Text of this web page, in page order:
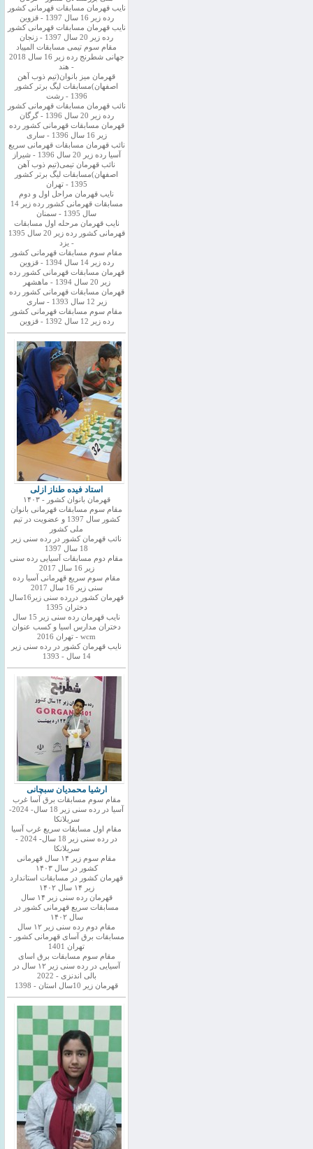
نایب قهرمان مسابقات قهرمانی کشور
رده زیر 16 سال 1397 - قزوین
نایب قهرمان مسابقات قهرمانی کشور
رده زیر 20 سال 1397 - زنجان
مقام سوم تیمی مسابقات المپیاد
جهانی شطرنج رده زیر 16 سال 2018
- هند
قهرمان میز بانوان(تیم ذوب آهن
اصفهان)مسابقات لیگ برتر کشور
1396 - رشت
نائب قهرمان مسابقات قهرمانی کشور
رده زیر 20 سال 1396 - گرگان
قهرمان مسابقات قهرمانی کشور رده
زیر 16 سال 1396 - ساری
نائب قهرمان مسابقات قهرمانی سریع
آسیا رده زیر 20 سال 1396 - شیراز
نائب قهرمان تیمی(تیم ذوب آهن
اصفهان)مسابقات لیگ برتر کشور
1395 - تهران
نایب قهرمان مراحل اول و دوم
مسابقات قهرمانی کشور رده زیر 14
سال 1395 - سمنان
نایب قهرمان مرحله اول مسابقات
قهرمانی کشور رده زیر 20 سال 1395
- یزد
مقام سوم مسابقات قهرمانی کشور
رده زیر 14 سال 1394 - قزوین
قهرمان مسابقات قهرمانی کشور رده
زیر 20 سال 1394 - ماهشهر
قهرمان مسابقات قهرمانی کشور رده
زیر 12 سال 1393 - ساری
مقام سوم مسابقات قهرمانی کشور
رده زیر 12 سال 1392 - قزوین
استاد فیده طناز ازلی
قهرمان بانوان کشور - ۱۴۰۳
مقام سوم مسابقات قهرمانی بانوان
کشور سال 1397 و عضویت در تیم
ملی کشور
نائب قهرمان کشور در رده سنی زیر
18 سال 1397
مقام دوم مسابقات آسیایی رده سنی
زیر 16 سال 2017
مقام سوم سریع قهرمانی آسیا رده
سنی زیر 16 سال 2017
قهرمان کشور دررده سنی زیر16سال
دختران 1395
نایب قهرمان رده سنی زیر 15 سال
دختران مدارس اسیا و کسب عنوان
wcm - تهران 2016
نایب قهرمان کشور در رده سنی زیر
14 سال - 1393
ارشیا محمدیان سبچانی
مقام سوم مسابقات برق آسا غرب
آسیا در رده سنی زیر 18 سال- 2024-
سریلانکا
مقام اول مسابقات سریع غرب آسیا
در رده سنی زیر 18 سال- 2024 -
سریلانکا
مقام سوم زیر ۱۴ سال قهرمانی
کشور در سال ۱۴۰۳
قهرمان کشور در مسابقات استاندارد
زیر ۱۴ سال ۱۴۰۲
قهرمان رده سنی زیر ۱۴ سال
مسابقات سریع قهرمانی کشور در
سال ۱۴۰۲
مقام دوم رده سنی زیر ۱۲ سال
مسابقات برق آسای قهرمانی کشور -
تهران 1401
مقام سوم مسابقات برق اسای
آسیایی در رده سنی زیر ۱۲ سال در
بالی اندنزی - 2022
قهرمان زیر 10سال استان - 1398